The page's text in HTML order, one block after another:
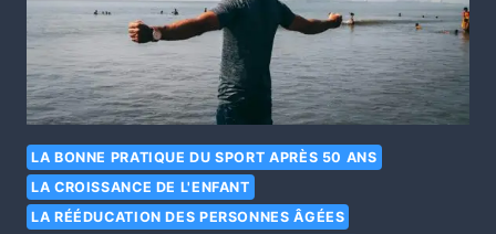
LA BONNE PRATIQUE DU SPORT APRÈS 50 ANS
LA CROISSANCE DE L'ENFANT
LA RÉÉDUCATION DES PERSONNES ÂGÉES